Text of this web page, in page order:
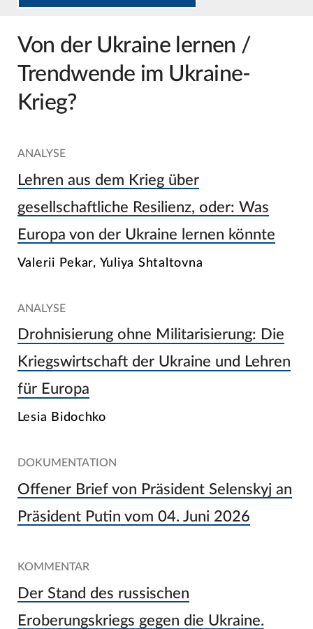
Von der Ukraine lernen /
Trendwende im Ukraine-
Krieg?
ANALYSE
Lehren aus dem Krieg über
gesellschaftliche Resilienz, oder: Was
Europa von der Ukraine lernen könnte
Valerii Pekar, Yuliya Shtaltovna
ANALYSE
Drohnisierung ohne Militarisierung: Die
Kriegswirtschaft der Ukraine und Lehren
für Europa
Lesia Bidochko
DOKUMENTATION
Offener Brief von Präsident Selenskyj an
Präsident Putin vom 04. Juni 2026
KOMMENTAR
Der Stand des russischen
Eroberungskriegs gegen die Ukraine.